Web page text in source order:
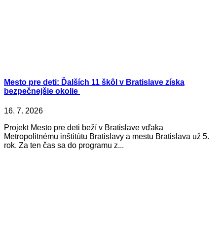
Mesto pre deti: Ďalších 11 škôl v Bratislave získa
bezpečnejšie okolie
16. 7. 2026
Projekt Mesto pre deti beží v Bratislave vďaka
Metropolitnému inštitútu Bratislavy a mestu Bratislava už 5.
rok. Za ten čas sa do programu z...